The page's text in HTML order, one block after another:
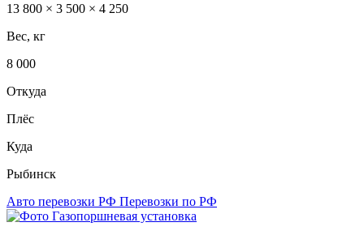
13 800 × 3 500 × 4 250
Вес, кг
8 000
Откуда
Плёс
Куда
Рыбинск
Авто перевозки РФ Перевозки по РФ